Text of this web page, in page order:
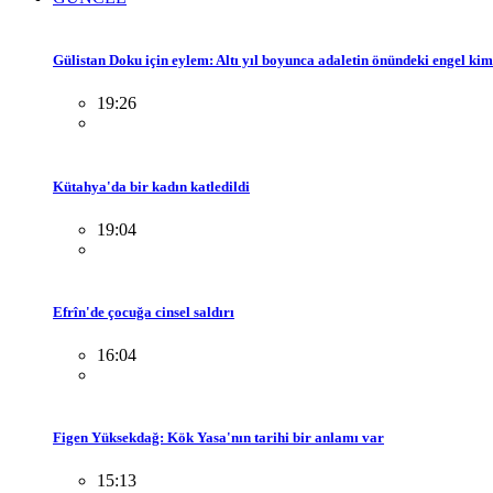
Gülistan Doku için eylem: Altı yıl boyunca adaletin önündeki engel
19:26
Kütahya'da bir kadın katledildi
19:04
Efrîn'de çocuğa cinsel saldırı
16:04
Figen Yüksekdağ: Kök Yasa'nın tarihi bir anlamı var
15:13